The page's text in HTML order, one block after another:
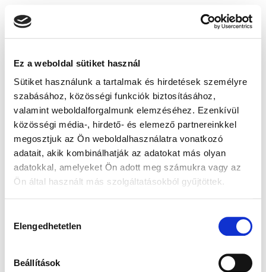
Ez a weboldal sütiket használ
Sütiket használunk a tartalmak és hirdetések személyre
szabásához, közösségi funkciók biztosításához,
valamint weboldalforgalmunk elemzéséhez. Ezenkívül
közösségi média-, hirdető- és elemező partnereinkkel
megosztjuk az Ön weboldalhasználatra vonatkozó
adatait, akik kombinálhatják az adatokat más olyan
adatokkal, amelyeket Ön adott meg számukra vagy az
Ön által használt más szolgáltatásokból gyűjtöttek.
kiválasztása
Elengedhetetlen
Beállítások